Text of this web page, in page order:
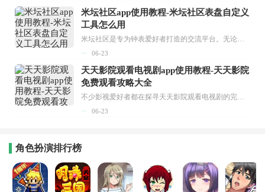
米坛社区app使用教程-米坛社区表盘自定义
工具怎么用
米坛社区是专为钟表爱好者打造的交流平台。无论你是初涉钟表领域的普通爱好者，还是拥有多年收藏经验的资深玩家，都能在此找到属于自己的天地。 无需注册，就能轻松参与其中。通过专业的讨论论坛与丰富的交互功能，你可与世界各地的钟表爱好者畅快交流。若你钟情于钟表，米坛社区无疑是值得一试的理想之选。在这里，你能获取最新的手表资讯，交流见解，提升鉴赏品味，让每一块手表都成为收藏故事中重要的一部分。感兴趣的朋友，不要错过下载机会。...
06-23
天天影院观看电视剧app使用教程-天天影院
免费观看攻略大全
不少影视爱好者都在探寻天天影院观看电视剧的完整方法，结合最新平台使用规则，本篇新手入门攻略全面讲解观看渠道、检索流程、播放设置以及画面模式调整等实用内容。全文适配手机、电脑等主流设备，步骤简洁易懂，无论是初次使用的新手，还是想要优化观影体验的用户，都能参照内容快速上手，熟练掌握平台各项操作技巧，轻松畅享影视内容。...
06-23
角色扮演排行榜